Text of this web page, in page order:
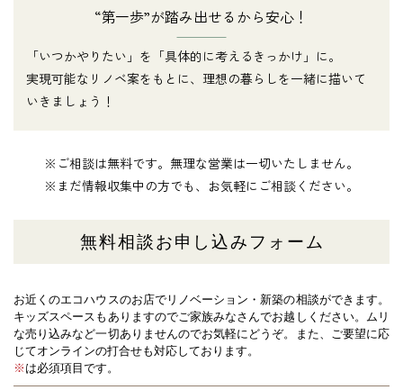
“第一歩”が踏み出せるから安心！
「いつかやりたい」を「具体的に考えるきっかけ」に。
実現可能なリノベ案をもとに、理想の暮らしを一緒に描いて
いきましょう！
※ご相談は無料です。無理な営業は一切いたしません。
※まだ情報収集中の方でも、お気軽にご相談ください。
無料相談お申し込みフォーム
お近くのエコハウスのお店でリノベーション・新築の相談ができます。
キッズスペースもありますのでご家族みなさんでお越しください。
ムリ
な売り込みなど一切ありませんのでお気軽にどうぞ。また、ご要望に応
じてオンラインの打合せも対応しております。
※ は必須項目です。